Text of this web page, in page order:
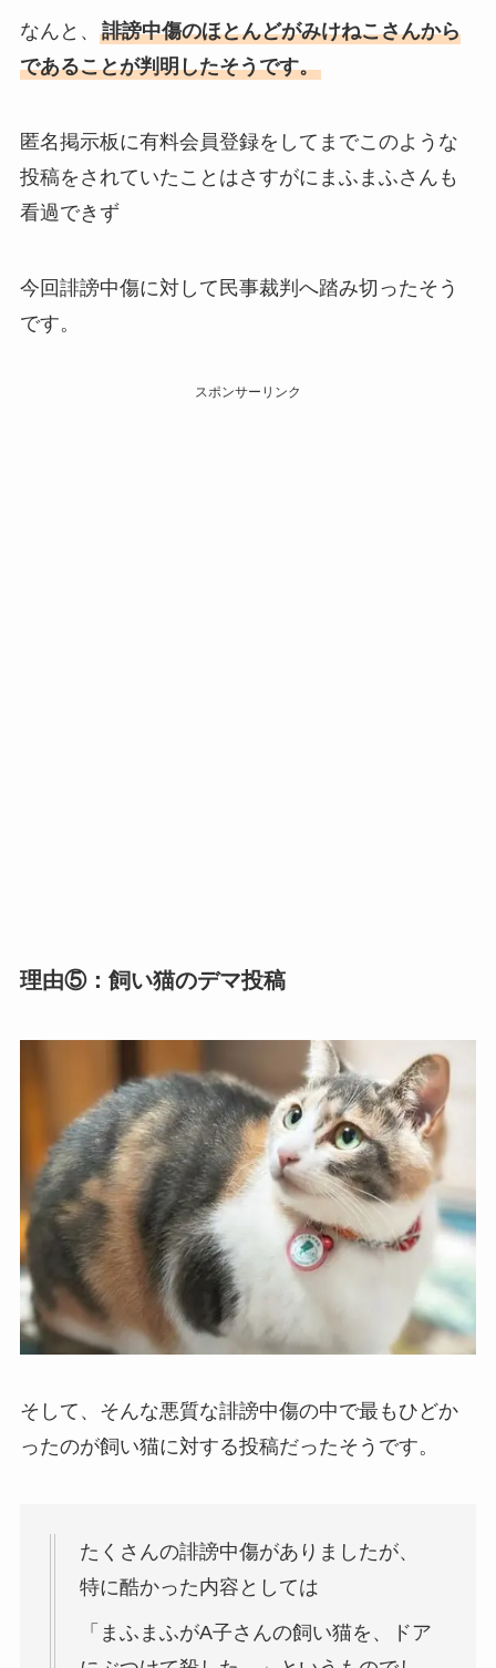
なんと、 誹謗中傷のほとんどがみけねこさんから
であることが判明したそうです。
匿名掲示板に有料会員登録をしてまでこのような
投稿をされていたことはさすがにまふまふさんも
看過できず
今回誹謗中傷に対して民事裁判へ踏み切ったそう
です。
スポンサーリンク
理由⑤：飼い猫のデマ投稿
そして、そんな悪質な誹謗中傷の中で最もひどか
ったのが飼い猫に対する投稿だったそうです。
たくさんの誹謗中傷がありましたが、
特に酷かった内容としては
「まふまふがA子さんの飼い猫を、ドア